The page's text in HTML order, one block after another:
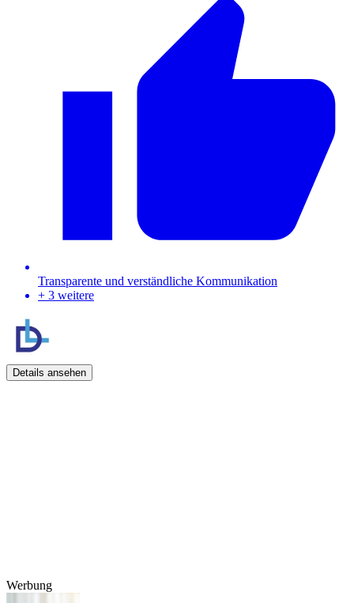
Transparente und verständliche Kommunikation
+ 3 weitere
Details ansehen
Werbung